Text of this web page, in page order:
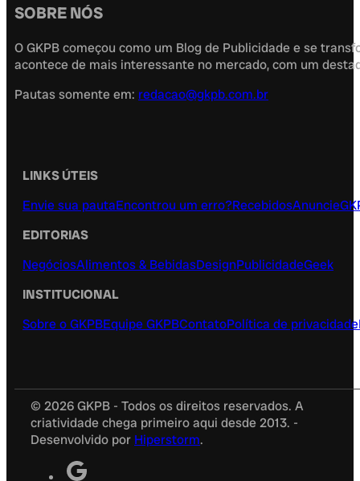
SOBRE NÓS
O GKPB começou como um Blog de Publicidade e se
acontece de mais interessante no mercado, com um
Pautas somente em: redacao@gkpb.com.br
LINKS ÚTEIS
Envie sua pautaEncontrou um erro?RecebidosAnuncie
EDITORIAS
NegóciosAlimentos & BebidasDesignPublicidadeGeek
INSTITUCIONAL
Sobre o GKPBEquipe GKPBContatoPolítica de privacidade
© 2026 GKPB - Todos os direitos reservados. A
criatividade chega primeiro aqui desde 2013. -
Desenvolvido por Hiperstorm.